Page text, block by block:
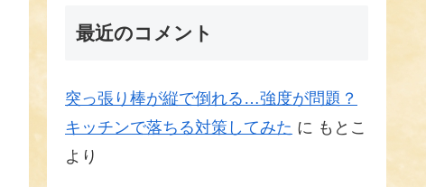
最近のコメント
突っ張り棒が縦で倒れる…強度が問題？
キッチンで落ちる対策してみた に もとこ
より